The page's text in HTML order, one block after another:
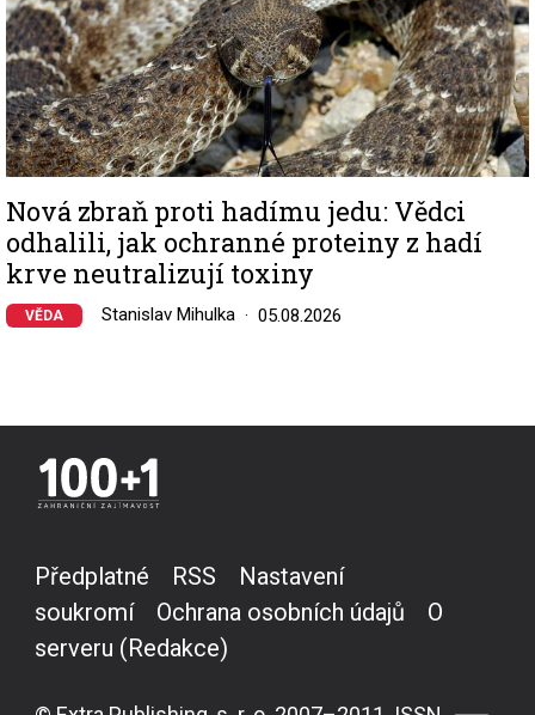
Nová zbraň proti hadímu jedu: Vědci
odhalili, jak ochranné proteiny z hadí
krve neutralizují toxiny
VĚDA Stanislav Mihulka 05.08.2026
Předplatné RSS
Nastavení
soukromí
Ochrana osobních údajů
O
serveru (Redakce)